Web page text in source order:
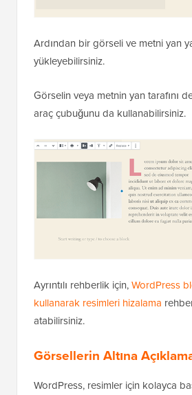
Ardından bir görseli ve metni yan
yükleyebilirsiniz.
Görselin veya metnin yan tarafını
araç çubuğunu da kullanabilirsiniz.
Ayrıntılı rehberlik için,WordPress
kullanarak resimleri hizalama
atabilirsiniz.
Görsellerin Altına
WordPress, resimler için kolayca